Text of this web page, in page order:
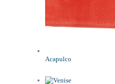
Acapulco